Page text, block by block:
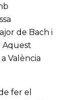
de Bach i
Aquest
València
fer el